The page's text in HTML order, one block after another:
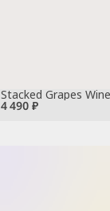
4 490 ₽
Stacked Grapes